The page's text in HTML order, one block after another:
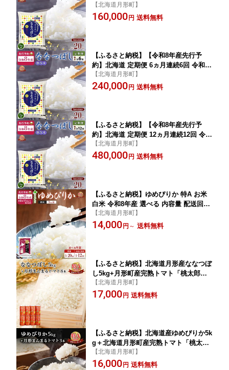
年産 ななつぼし 無洗米 5kg×4袋 レビュ
ーキャンペーン対象品 特A 米 白米 ご飯
【北海道月形町】
160,000 円 送料無料
【ふるさと納税】【令和8年産先行予
約】北海道 定期便 6ヵ月連続6回 令和8
年産 ななつぼし 無洗米 5kg×4袋 レビュ
ーキャンペーン対象品 特A 米 白米 ご飯
【北海道月形町】
240,000 円 送料無料
【ふるさと納税】【令和8年産先行予
約】北海道 定期便 12ヵ月連続12回 令和
8年産 ななつぼし 無洗米 5kg×4袋 レビ
ューキャンペーン対象品 特A 米 白米 ご
【北海道月形町】
480,000 円 送料無料
【ふるさと納税】ゆめぴりか 特A お米
白米 令和8年産 選べる 内容量 配送回数
定期便 米 精米【2026年11月より発送予
定】北海道 月形産 ご飯 ごはん 国産 ブ
【北海道月形町】
14,000 円 ～ 送料無料
【ふるさと納税】北海道月形産ななつぼ
し5kg+月形町産完熟トマト「桃太郎」
使用『月形まんまるトマト』8本 お米 果
汁飲料 野菜飲料 トマトジュース
【北海道月形町】
17,000 円 送料無料
【ふるさと納税】北海道産ゆめぴりか5k
g＋北海道月形町産完熟トマト「桃太
郎」使用『月形まんまるトマト』3本 米
お米 果汁飲料 野菜飲料 トマトジュース
【北海道月形町】
16,000 円 送料無料